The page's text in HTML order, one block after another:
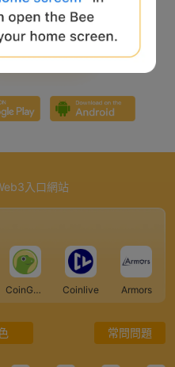
入口網站
CoinGecko Coinlive Armors
常問問題